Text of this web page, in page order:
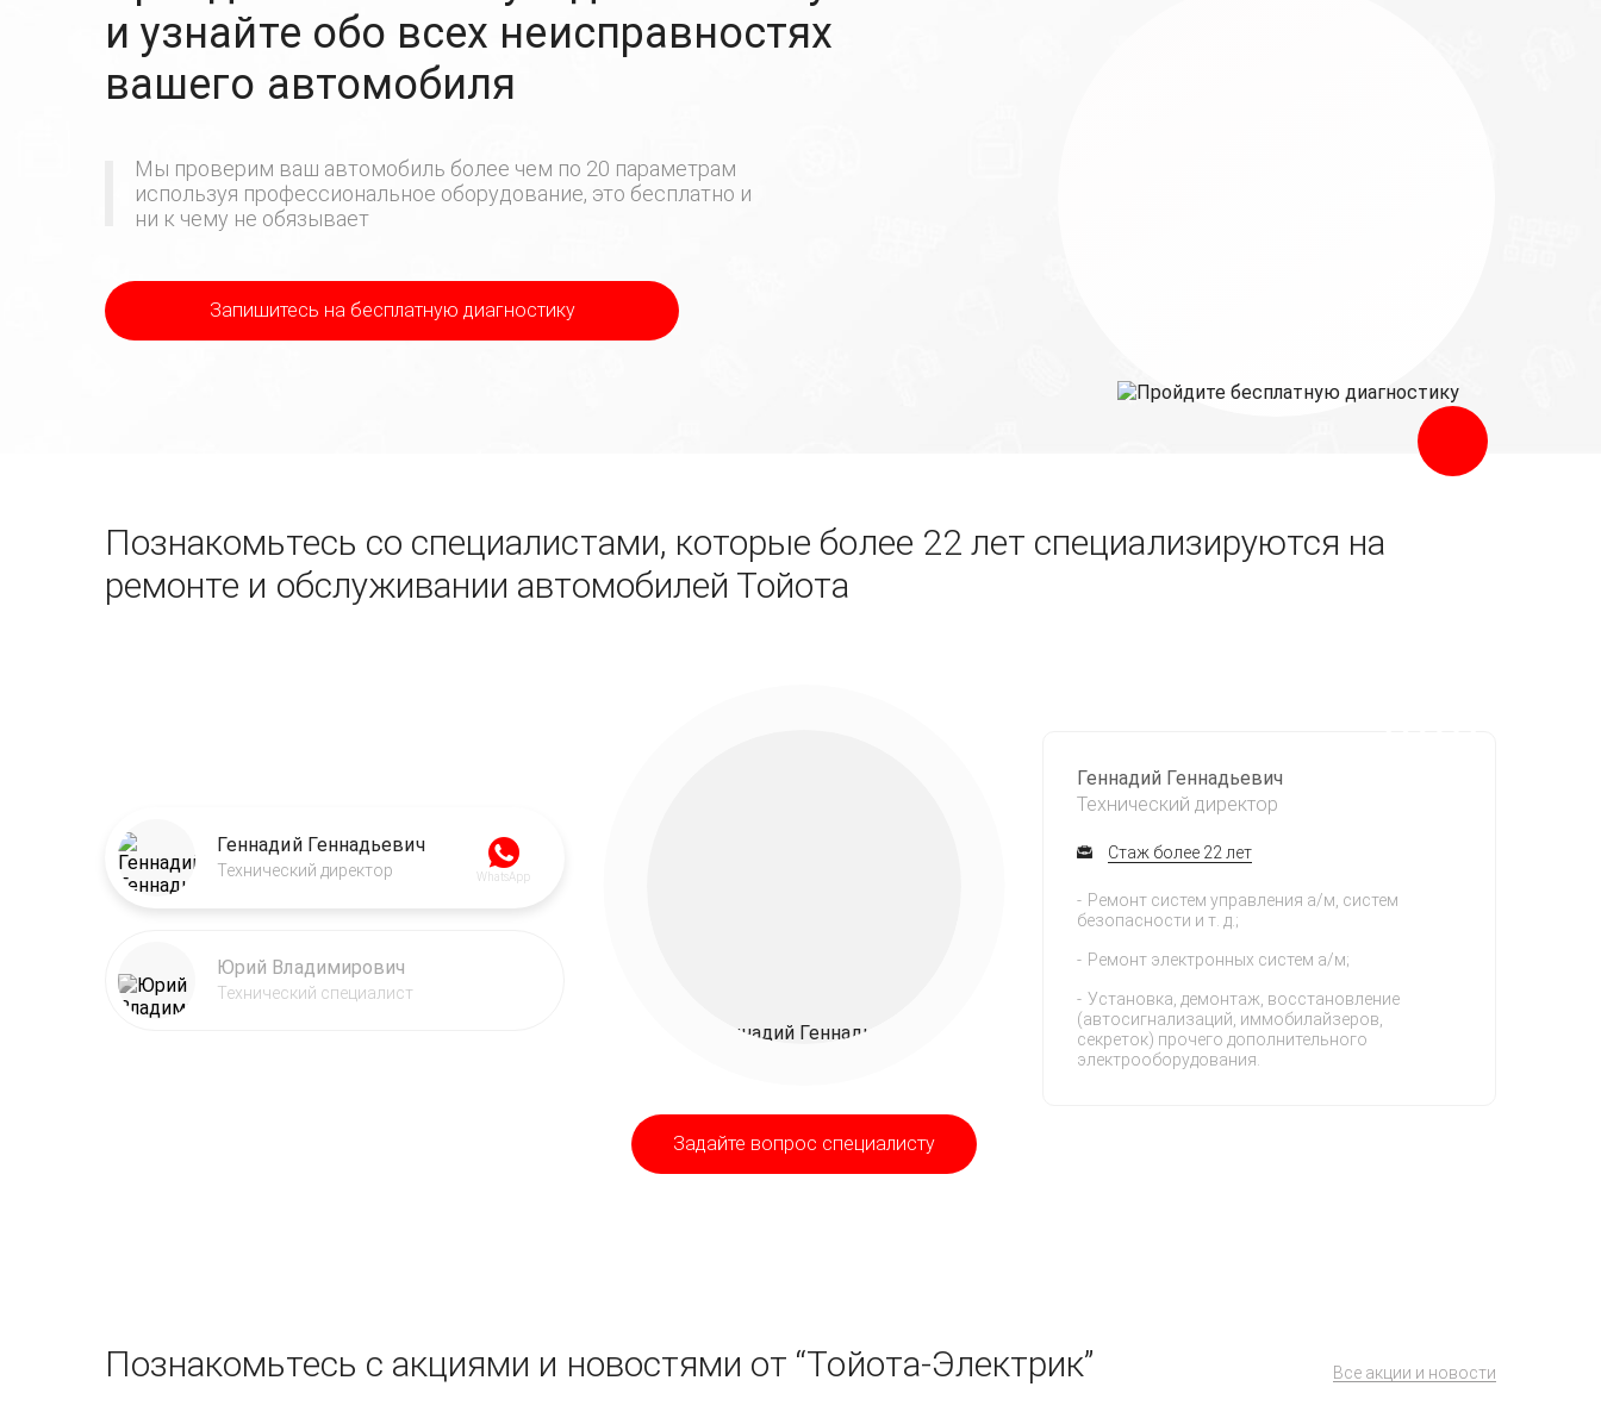
и узнайте обо всех неисправностях
вашего автомобиля
Мы проверим ваш автомобиль более чем по 20 параметрам
используя профессиональное оборудование, это бесплатно и
ни к чему не обязывает
Запишитесь на бесплатную диагностику
Познакомьтесь со специалистами, которые более 22 лет специализируются на
ремонте и обслуживании автомобилей Тойота
Геннадий Геннадьевич
Технический директор WhatsApp
Юрий Владимирович
Технический специалист
Задайте вопрос специалисту
Геннадий Геннадьевич
Технический директор
Стаж более 22 лет
Ремонт систем управления а/м, систем
безопасности и т. д.;
Ремонт электронных систем а/м;
Установка, демонтаж, восстановление
(автосигнализаций, иммобилайзеров,
секреток) прочего дополнительного
электрооборудования.
Все акции и новости
Познакомьтесь с акциями и новостями от “Тойота-Электрик”